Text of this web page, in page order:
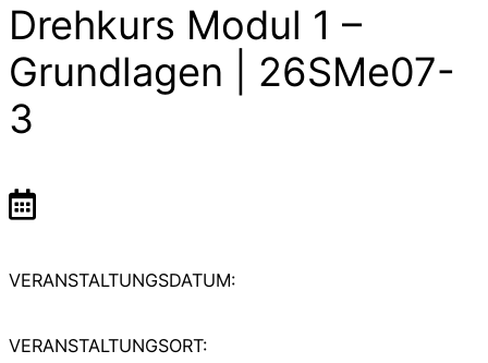
Drehkurs Modul 1 –
Grundlagen | 26SMe07-
3
VERANSTALTUNGSDATUM:
VERANSTALTUNGSORT: